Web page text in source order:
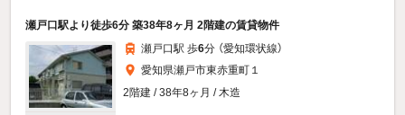
瀬戸口駅より徒歩6分 築38年8ヶ月 2階建の賃貸物件
瀬戸口駅 歩6分 （愛知環状線）
愛知県瀬戸市東赤重町１
2階建 / 38年8ヶ月 / 木造